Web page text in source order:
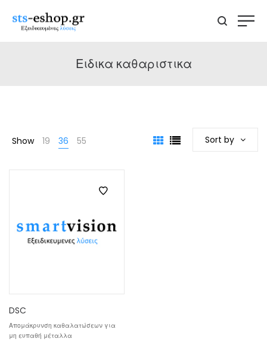
Ειδικα καθαριστικα
Show 19 36 55 Sort by
DSC
Απομάκρυνση καθαλατώσεων για
μη ευπαθή μέταλλα